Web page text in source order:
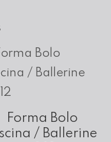
Forma Bolo
/ Ballerine